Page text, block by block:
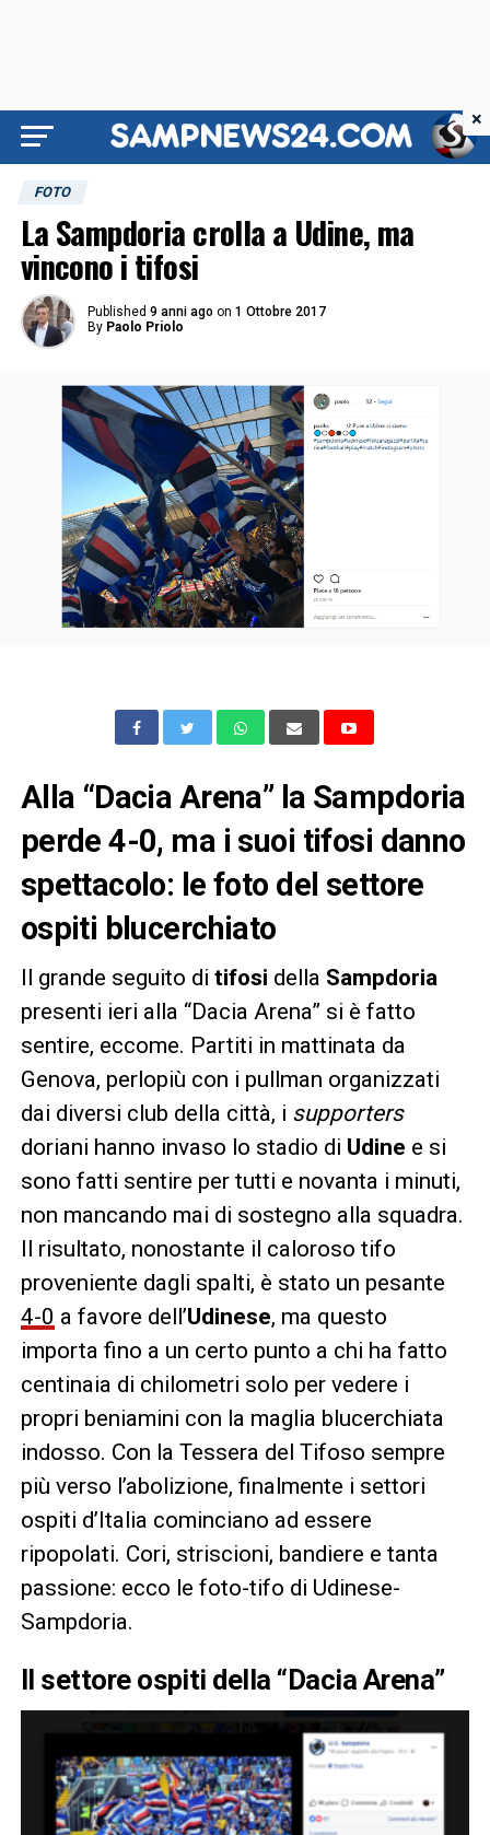
FOTO
La Sampdoria crolla a Udine, ma
vincono i tifosi
Published 9 anni ago on 1 Ottobre 2017
By Paolo Priolo
Alla “Dacia Arena” la Sampdoria
perde 4-0, ma i suoi tifosi danno
spettacolo: le foto del settore
ospiti blucerchiato
Il grande seguito di tifosi della Sampdoria
presenti ieri alla “Dacia Arena” si è fatto
sentire, eccome. Partiti in mattinata da
Genova, perlopiù con i pullman organizzati
dai diversi club della città, i supporters
doriani hanno invaso lo stadio di Udine e si
sono fatti sentire per tutti e novanta i minuti,
non mancando mai di sostegno alla squadra.
Il risultato, nonostante il caloroso tifo
proveniente dagli spalti, è stato un pesante
4-0 a favore dell’Udinese, ma questo
importa fino a un certo punto a chi ha fatto
centinaia di chilometri solo per vedere i
propri beniamini con la maglia blucerchiata
indosso. Con la Tessera del Tifoso sempre
più verso l’abolizione, finalmente i settori
ospiti d’Italia cominciano ad essere
ripopolati. Cori, striscioni, bandiere e tanta
passione: ecco le foto-tifo di Udinese-
Sampdoria.
Il settore ospiti della “Dacia Arena”
×